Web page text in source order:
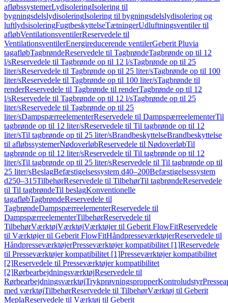
afløbssystemerLydisoleringIsolering til
bygningsdelslydisoleringIsolering til bygningsdelslydisolering og
luftlydsisoleringFugtbeskyttelseTætningerUdluftningsventiler til
afløbVentilationsventilerReservedele til
VentilationsventilerEnergireducerende ventilerGeberit Pluvia
tagafløbTagbrøndeReservedele til TagbrøndeTagbrønde op til 12
l/sReservedele til Tagbrønde op til 12 l/sTagbrønde op til 25
liter/sReservedele til Tagbrønde op til 25 liter/sTagbrønde op til 100
liter/sReservedele til Tagbrønde op til 100 liter/sTagbrønde til
renderReservedele til Tagbrønde til renderTagbrønde op til 12
l/sReservedele til Tagbrønde op til 12 l/sTagbrønde op til 25
liter/sReservedele til Tagbrønde op til 25
liter/sDampspærreelementerReservedele til DampspærreelementerTil
tagbrønde op til 12 liter/sReservedele til Til tagbrønde op til 12
liter/sTil tagbrønde op til 25 liter/sBrandbeskyttelseBrandbeskyttelse
til afløbssystemerNødoverløbReservedele til NødoverløbTil
tagbrønde op til 12 liter/sReservedele til Til tagbrønde op til 12
liter/sTil tagbrønde op til 25 liter/sReservedele til Til tagbrønde op til
25 liter/sBeslagBefæstigelsessystem d40–200Befæstigelsessystem
d250–315TilbehørReservedele til TilbehørTil tagbrøndeReservedele
til Til tagbrøndeTil beslagKonventionelle
tagafløbTagbrøndeReservedele til
TagbrøndeDampspærreelementerReservedele til
DampspærreelementerTilbehørReservedele til
TilbehørVærktøjVærktøjVærktøjer til Geberit FlowFitReservedele
til Værktøjer til Geberit FlowFitHåndpresseværktøjerReservedele til
HåndpresseværktøjerPresseværktøjer kompatibilitet [1]Reservedele
til Presseværktøjer kompatibilitet [1]Presseværktøjer kompatibilitet
[2]Reservedele til Presseværktøjer kompatibilitet
[2]RørbearbejdningsværktøjReservedele til
RørbearbejdningsværktøjTrykprøvningspropperKontroludstyr
med værktøjTilbehørReservedele til TilbehørVærktøj til Geberit
MeplaReservedele til Værktøj til Geberit